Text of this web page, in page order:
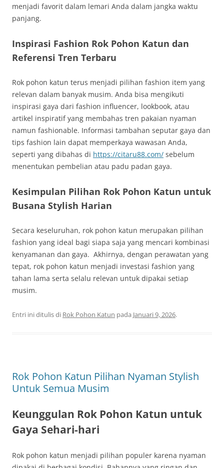
menjadi favorit dalam lemari Anda dalam jangka waktu
panjang.
Inspirasi Fashion Rok Pohon Katun dan
Referensi Tren Terbaru
Rok pohon katun terus menjadi pilihan fashion item yang
relevan dalam banyak musim. Anda bisa mengikuti
inspirasi gaya dari fashion influencer, lookbook, atau
artikel inspiratif yang membahas tren pakaian nyaman
namun fashionable. Informasi tambahan seputar gaya dan
tips fashion lain dapat memperkaya wawasan Anda,
seperti yang dibahas di https://citaru88.com/ sebelum
menentukan pembelian atau padu padan gaya.
Kesimpulan Pilihan Rok Pohon Katun untuk
Busana Stylish Harian
Secara keseluruhan, rok pohon katun merupakan pilihan
fashion yang ideal bagi siapa saja yang mencari kombinasi
kenyamanan dan gaya. Akhirnya, dengan perawatan yang
tepat, rok pohon katun menjadi investasi fashion yang
tahan lama serta selalu relevan untuk dipakai setiap
musim.
Entri ini ditulis di Rok Pohon Katun pada Januari 9, 2026.
Rok Pohon Katun Pilihan Nyaman Stylish
Untuk Semua Musim
Keunggulan Rok Pohon Katun untuk
Gaya Sehari-hari
Rok pohon katun menjadi pilihan populer karena nyaman